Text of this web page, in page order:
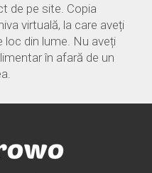
de pe site. Copia
virtuală, la care aveți
din lume. Nu aveți
în afară de un